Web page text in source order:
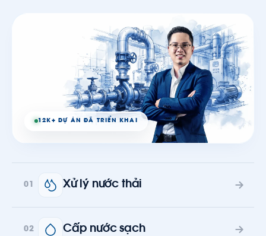
12K+ DỰ ÁN ĐÃ TRIỂN KHAI
01 Xử lý nước thải
02 Cấp nước sạch